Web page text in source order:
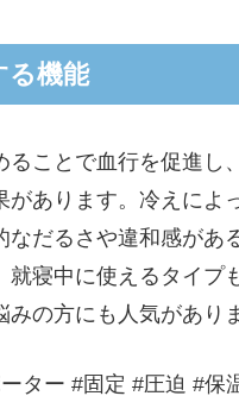
る機能
ることで血行を促進し
があります。冷えによ
なだるさや違和感があ
就寝中に使えるタイプ
みの方にも人気があり
ター #固定 #圧迫 #保